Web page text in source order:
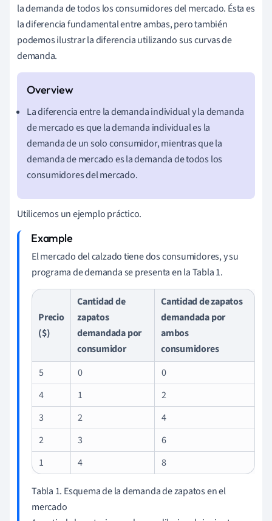
la demanda de todos los consumidores del mercado. Ésta es
la diferencia fundamental entre ambas, pero también
podemos ilustrar la diferencia utilizando sus curvas de
demanda.
La diferencia entre la demanda individual y la demanda
de mercado es que la demanda individual es la
demanda de un solo consumidor, mientras que la
demanda de mercado es la demanda de todos los
consumidores del mercado.
Utilicemos un ejemplo práctico.
El mercado del calzado tiene dos consumidores, y su
programa de demanda se presenta en la Tabla 1.
Precio
($)
Cantidad de
zapatos
demandada por
consumidor
Cantidad de zapatos
demandada por
ambos
consumidores
5
0
0
4
1
2
3
2
4
2
3
6
1
4 8
Tabla 1. Esquema de la demanda de zapatos en el
mercado